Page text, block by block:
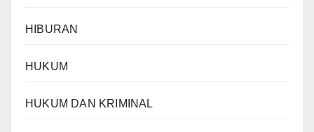
HIBURAN
HUKUM
HUKUM DAN KRIMINAL